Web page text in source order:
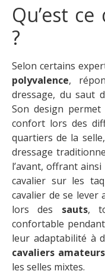
Qu’est
?
Selon certains
polyvalence,
dressage, du saut
Son design permet
confort lors des
quartiers de la
dressage
l’avant, offrant
cavalier sur les
cavalier de se lever
lors des sauts,
confortable
leur adaptabilité à
cavaliers amateurs
les selles mixtes.